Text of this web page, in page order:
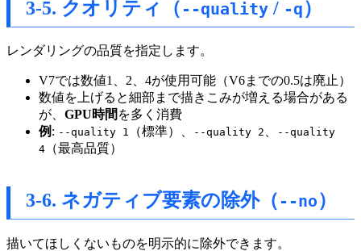
3-5. クオリティ（ --quality / -q）
レンダリングの品質を指定します。
V7では数値1、2、4が使用可能（V6までの0.5は廃止）
数値を上げると細部まで描きこみが増える場合がある
が、 GPU時間 を多く消費
例 : --quality 1 （標準）、 --quality 2
--quality
4 （最高品質）
3-6. ネガティブ要素の除外（ --no）
描いてほしくないものを明示的に除外できます。